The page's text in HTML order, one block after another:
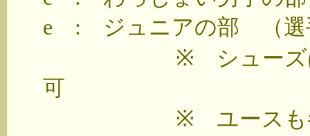
e : ジュニアの部 （選
※ シューズは室内
可
※ ユースも参